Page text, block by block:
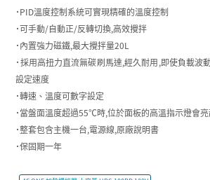
˙PID溫度控制系統可實現精確的溫度控制
˙可手動/自動正/反轉切換,高效攪拌
˙內置強力磁鐵,最大攪拌量20L
˙採用高扭力直流無碳刷馬達,經久耐用,即使負載波
設定速度
˙轉速、溫度可數字設定
˙當盤面溫度超過55℃時,位於面板的高溫指示燈會
˙整套包含主機一台,電源線,原廠說明書
˙保固期一年